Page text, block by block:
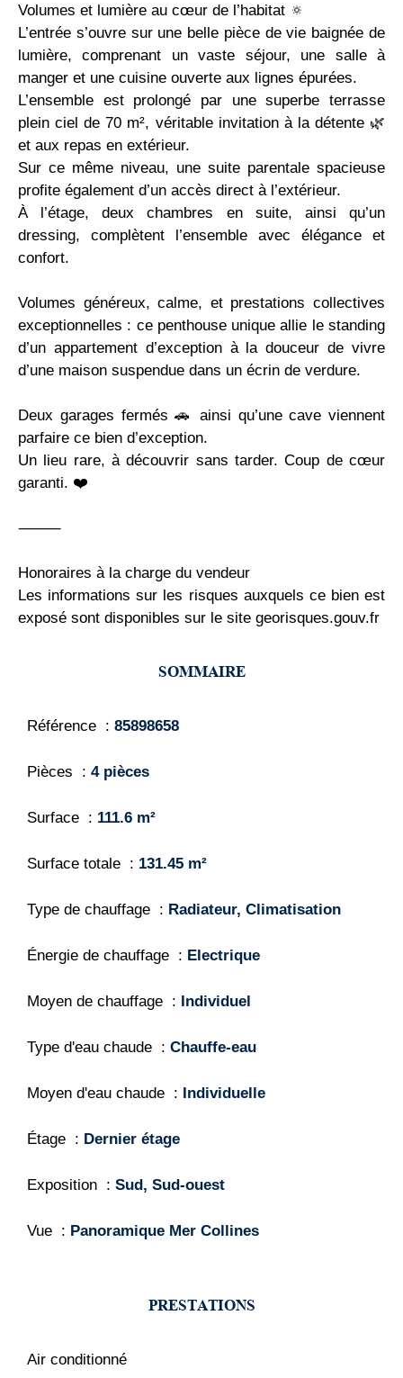
Volumes et lumière au cœur de l’habitat 🔅
L’entrée s’ouvre sur une belle pièce de vie baignée de
lumière, comprenant un vaste séjour, une salle à
manger et une cuisine ouverte aux lignes épurées.
L’ensemble est prolongé par une superbe terrasse
plein ciel de 70 m², véritable invitation à la détente 🌿
et aux repas en extérieur.
Sur ce même niveau, une suite parentale spacieuse
profite également d’un accès direct à l’extérieur.
À l’étage, deux chambres en suite, ainsi qu’un
dressing, complètent l’ensemble avec élégance et
confort.
Volumes généreux, calme, et prestations collectives
exceptionnelles : ce penthouse unique allie le standing
d’un appartement d’exception à la douceur de vivre
d’une maison suspendue dans un écrin de verdure.
Deux garages fermés 🚗 ainsi qu’une cave viennent
parfaire ce bien d’exception.
Un lieu rare, à découvrir sans tarder. Coup de cœur
garanti. ❤️
⸻
Honoraires à la charge du vendeur
Les informations sur les risques auxquels ce bien est
exposé sont disponibles sur le site georisques.gouv.fr
SOMMAIRE
Référence 85898658
Pièces 4 pièces
Surface 111.6 m²
Surface totale 131.45 m²
Type de chauffage Radiateur, Climatisation
Énergie de chauffage Electrique
Moyen de chauffage Individuel
Type d'eau chaude Chauffe-eau
Moyen d'eau chaude Individuelle
Étage Dernier étage
Exposition Sud, Sud-ouest
Vue Panoramique Mer Collines
PRESTATIONS
Air conditionné